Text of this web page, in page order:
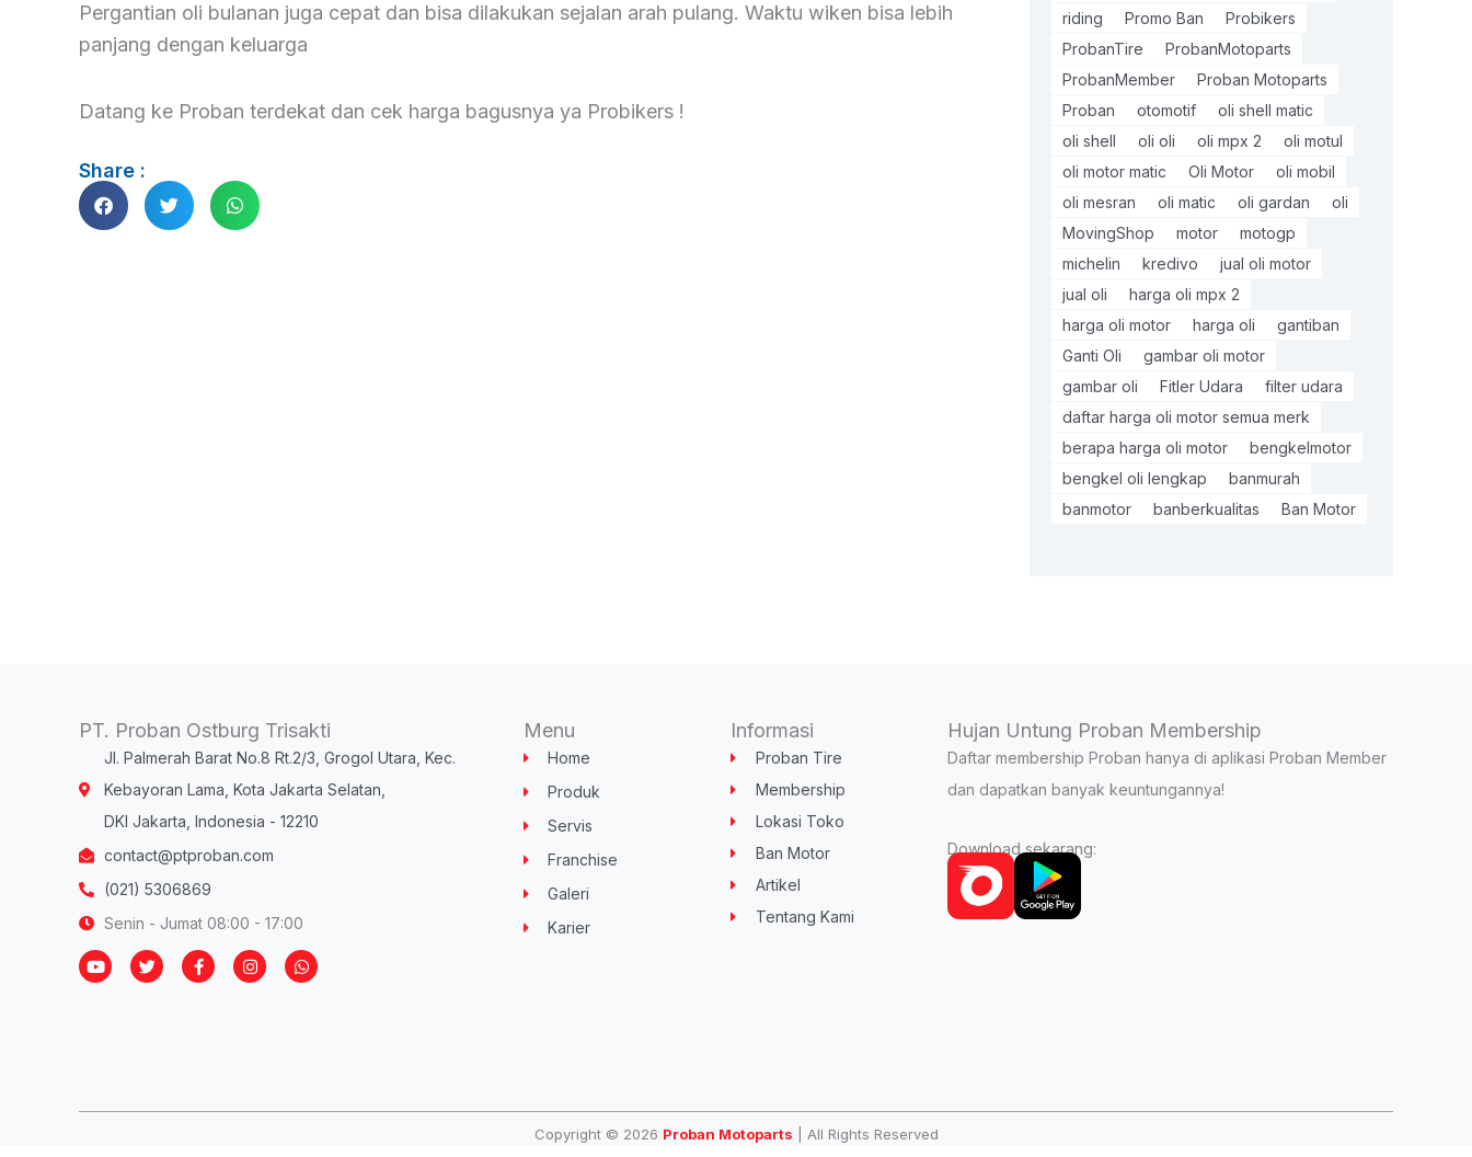
Pergantian oli bulanan juga cepat dan bisa dilakukan sejalan arah pulang. Waktu wiken bisa lebih
panjang dengan keluarga
Datang ke Proban terdekat dan cek harga bagusnya ya Probikers !
Share :
riding
Promo Ban
Probikers
ProbanTire
ProbanMotoparts
ProbanMember
Proban Motoparts
Proban
otomotif
oli shell matic
oli shell
oli oli oli mpx 2
oli motul
oli motor matic
Oli Motor
oli mobil
oli mesran
oli matic oli gardan
oli
MovingShop
motor
motogp
michelin
kredivo
jual oli motor
jual oli
harga oli mpx 2
harga oli motor
harga oli
gantiban
Ganti Oli
gambar oli motor
gambar oli
Fitler Udara
filter udara
daftar harga oli motor semua merk
berapa harga oli motor
bengkelmotor
bengkel oli lengkap
banmurah
banmotor
banberkualitas Ban Motor
PT. Proban Ostburg Trisakti
Jl. Palmerah Barat No.8 Rt.2/3, Grogol Utara, Kec.
Kebayoran Lama, Kota Jakarta Selatan,
DKI Jakarta, Indonesia - 12210
contact@ptproban.com
(021) 5306869
Senin - Jumat 08:00 - 17:00
Y
o
u
T
w
i
F
a
c
I
n
s
W
h
a
Menu
Home
Produk
Servis
Franchise
Galeri
Karier
Informasi
Proban Tire
Membership
Lokasi Toko
Ban Motor
Artikel
Tentang Kami
Hujan Untung Proban Membership
Daftar membership Proban hanya di aplikasi Proban Member
dan dapatkan banyak keuntungannya!
Download sekarang:
Copyright © 2026 Proban Motoparts | All Rights Reserved